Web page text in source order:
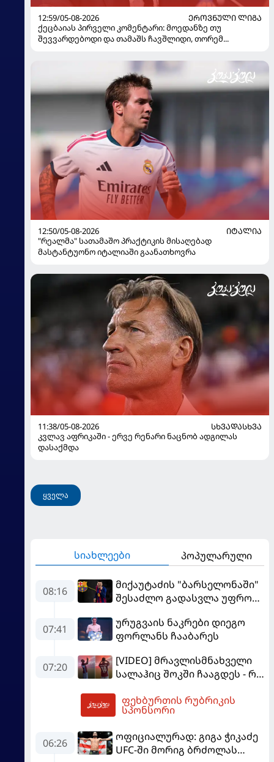
12:59/05-08-2026
ᲔᲠᲝᲕᲜᲣᲚᲘ ᲚᲘᲒᲐ
ქეცბაიას პირველი კომენტარი: მოედანზე თუ
შევვარდებოდი და თამაშს ჩავშლიდი, თორემ...
12:50/05-08-2026
ᲘᲢᲐᲚᲘᲐ
"რეალმა" სათამაშო პრაქტიკის მისაღებად
მასტანტუონო იტალიაში გაანათხოვრა
11:38/05-08-2026
ᲡᲮᲕᲐᲓᲐᲡᲮᲕᲐ
კვლავ აფრიკაში - ერვე რენარი ნაცნობ ადგილას
დასაქმდა
ყველა
სიახლეები პოპულარული
08:16
მიქაუტაძის "ბარსელონაში"
შესაძლო გადასვლა უფრო
ესაუბრა ქართველი
კატალონიელთა მთავარ
07:41
ურუგვაის ნაკრები დიეგო
ფორლანს ჩააბარეს
07:20
[VIDEO] მრავლისმნახველი
სალაჰიც შოკში ჩააგდეს - რა
ეგვიპტელი ფეხბურთელის
წარდგენისას
ფეხბურთის რუბრიკის
სპონსორი
06:26
ოფიციალურად: გიგა ჭიკაძე
UFC-ში მორიგ ბრძოლას